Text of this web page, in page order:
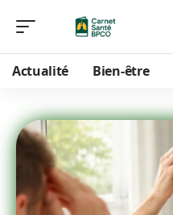
Actualité Bien-être